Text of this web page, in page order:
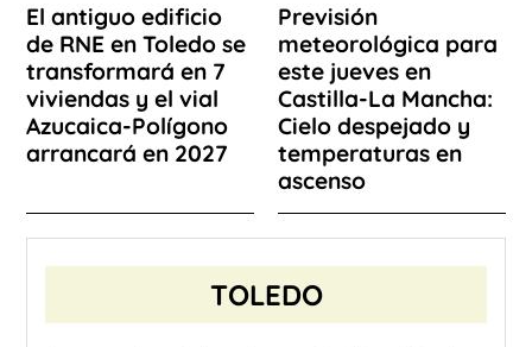
El antiguo edificio
de RNE en Toledo se
transformará en 7
viviendas y el vial
Azucaica-Polígono
arrancará en 2027
Previsión
meteorológica para
este jueves en
Castilla-La Mancha:
Cielo despejado y
temperaturas en
ascenso
TOLEDO